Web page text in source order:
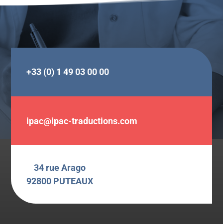
+33 (0) 1 49 03 00 00
ipac@ipac-traductions.com
34 rue Arago
92800 PUTEAUX